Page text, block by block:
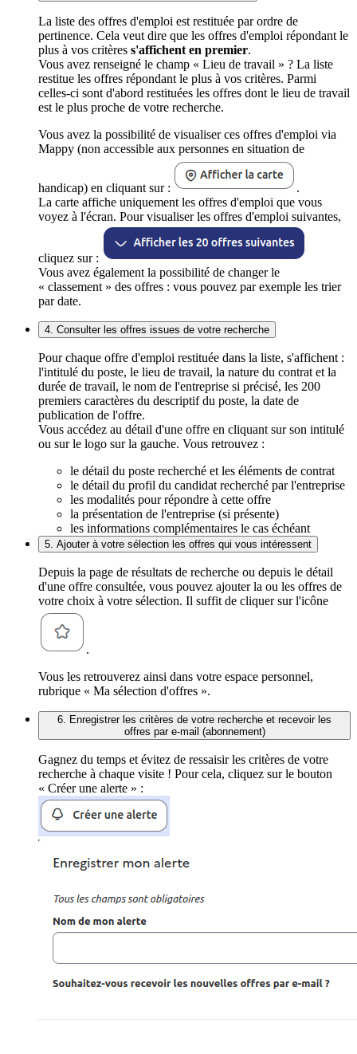
La liste des offres d'emploi est restituée par ordre de
pertinence. Cela veut dire que les offres d'emploi répondant le
plus à vos critères s'affichent en premier.
Vous avez renseigné le champ « Lieu de travail » ? La liste
restitue les offres répondant le plus à vos critères. Parmi
celles-ci sont d'abord restituées les offres dont le lieu de travail
est le plus proche de votre recherche.
Vous avez la possibilité de visualiser ces offres d'emploi via
Mappy (non accessible aux personnes en situation de
handicap) en cliquant sur :
.
La carte affiche uniquement les offres d'emploi que vous
voyez à l'écran. Pour visualiser les offres d'emploi suivantes,
cliquez sur :
Vous avez également la possibilité de changer le
« classement » des offres : vous pouvez par exemple les trier
par date.
4. Consulter les offres issues de votre recherche
Pour chaque offre d'emploi restituée dans la liste, s'affichent :
l'intitulé du poste, le lieu de travail, la nature du contrat et la
durée de travail, le nom de l'entreprise si précisé, les 200
premiers caractères du descriptif du poste, la date de
publication de l'offre.
Vous accédez au détail d'une offre en cliquant sur son intitulé
ou sur le logo sur la gauche. Vous retrouvez :
le détail du poste recherché et les éléments de contrat
le détail du profil du candidat recherché par l'entreprise
les modalités pour répondre à cette offre
la présentation de l'entreprise (si présente)
les informations complémentaires le cas échéant
5. Ajouter à votre sélection les offres qui vous intéressent
Depuis la page de résultats de recherche ou depuis le détail
d'une offre consultée, vous pouvez ajouter la ou les offres de
votre choix à votre sélection. Il suffit de cliquer sur l'icône
.
Vous les retrouverez ainsi dans votre espace personnel,
rubrique « Ma sélection d'offres ».
6. Enregistrer les critères de votre recherche et recevoir les
offres par e-mail (abonnement)
Gagnez du temps et évitez de ressaisir les critères de votre
recherche à chaque visite ! Pour cela, cliquez sur le bouton
« Créer une alerte » :